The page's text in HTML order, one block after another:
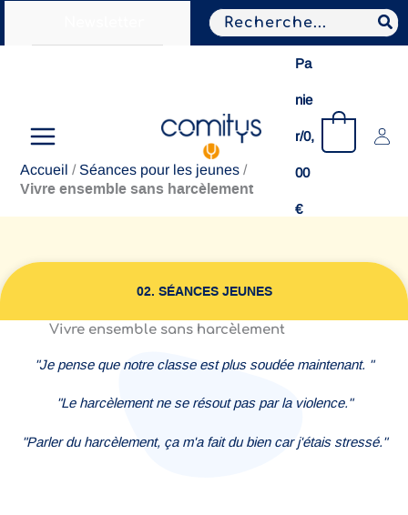
contenu
Search
for:
Pa
nie
r/0,
00
€
Accueil / Séances pour les jeunes /
Vivre ensemble sans harcèlement
02. SÉANCES JEUNES
Vivre ensemble sans harcèlement
"Je pense que notre classe est plus soudée maintenant. "
"Le harcèlement ne se résout pas par la violence."
"Parler du harcèlement, ça m'a fait du bien car j'étais stressé."